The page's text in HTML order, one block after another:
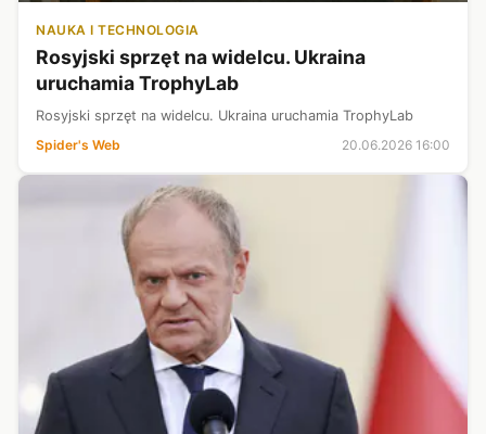
NAUKA I TECHNOLOGIA
Rosyjski sprzęt na widelcu. Ukraina
uruchamia TrophyLab
Rosyjski sprzęt na widelcu. Ukraina uruchamia TrophyLab
Spider's Web
20.06.2026 16:00